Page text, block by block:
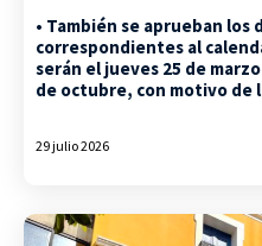
• También se aprueban
correspondientes al
serán el jueves 25 de
de octubre, con motivo de
29 julio 2026